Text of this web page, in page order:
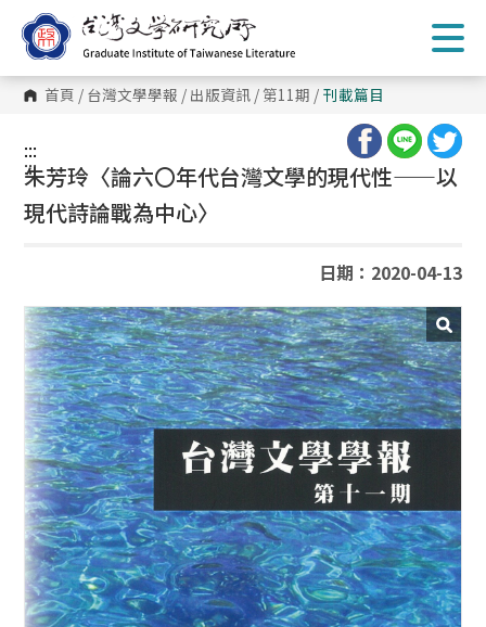
到
主
內
容 首頁 / 台灣文學學報 / 出版資訊 / 第11期 / 刊載篇目
:::
:::
朱芳玲〈論六〇年代台灣文學的現代性——以
現代詩論戰為中心〉
日期：2020-04-13